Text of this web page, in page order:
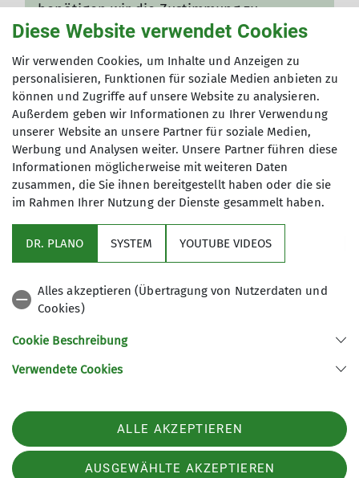
benötigen wir die Zustimmung zu
folgenden Kategorien von Dr. Plano:
Überträgt Nutzerdaten
Technisch notwendig
Ich will den Inhalt sehen
Gut zu wissen: Die Einstellungen können
jederzeit in denDatenschutz-
Einstellungenangepasst werden!
Kletterhalle der Sektion Marburg/Lahn des Deutschen Alpenvereins e.V.
35039 Marburg
Telefon +49 6421 9999555
Diese Website verwendet Cookies
Wir verwenden Cookies, um Inhalte und Anzeigen zu
personalisieren, Funktionen für soziale Medien anbieten zu
können und Zugriffe auf unsere Website zu analysieren.
Außerdem geben wir Informationen zu Ihrer Verwendung
unserer Website an unsere Partner für soziale Medien,
Werbung und Analysen weiter. Unsere Partner führen diese
Informationen möglicherweise mit weiteren Daten
zusammen, die Sie ihnen bereitgestellt haben oder die sie
im Rahmen Ihrer Nutzung der Dienste gesammelt haben.
DR. PLANO SYSTEM YOUTUBE VIDEOS
Alles akzeptieren (Übertragung von Nutzerdaten und
Cookies)
Cookie Beschreibung
Verwendete Cookies
ALLE AKZEPTIEREN
AUSGEWÄHLTE AKZEPTIEREN